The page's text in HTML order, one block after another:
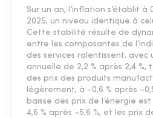
Sur un an, l’inflation s’établit à
2025, un niveau identique à
Cette stabilité résulte de
entre les composantes de
des services ralentissent, avec
annuelle de 2,2 % après 2,4 %,
des prix des produits
légèrement, à –0,6 % après
baisse des prix de l’énergie
4,6 % après –5,6 %, et les prix